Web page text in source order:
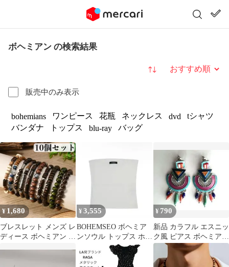
ボヘミアン の検索結果
販売中のみ表示
並び替え
bohemians ワンピース 花瓶 ネックレス dvd
tシャツ
バンダナ
トップス blu-ray バッグ
¥ 1,680
ブレスレット メンズ レ
ディース ボヘミアン ア
¥ 3,555
BOHEMSEO ボヘミア
ンソウル トップス ホワ
イト チューブトップ シ
ズニ
¥ 790
新品 カラフル エスニッ
ク風 ピアス ボヘミアン
個性的新品✨